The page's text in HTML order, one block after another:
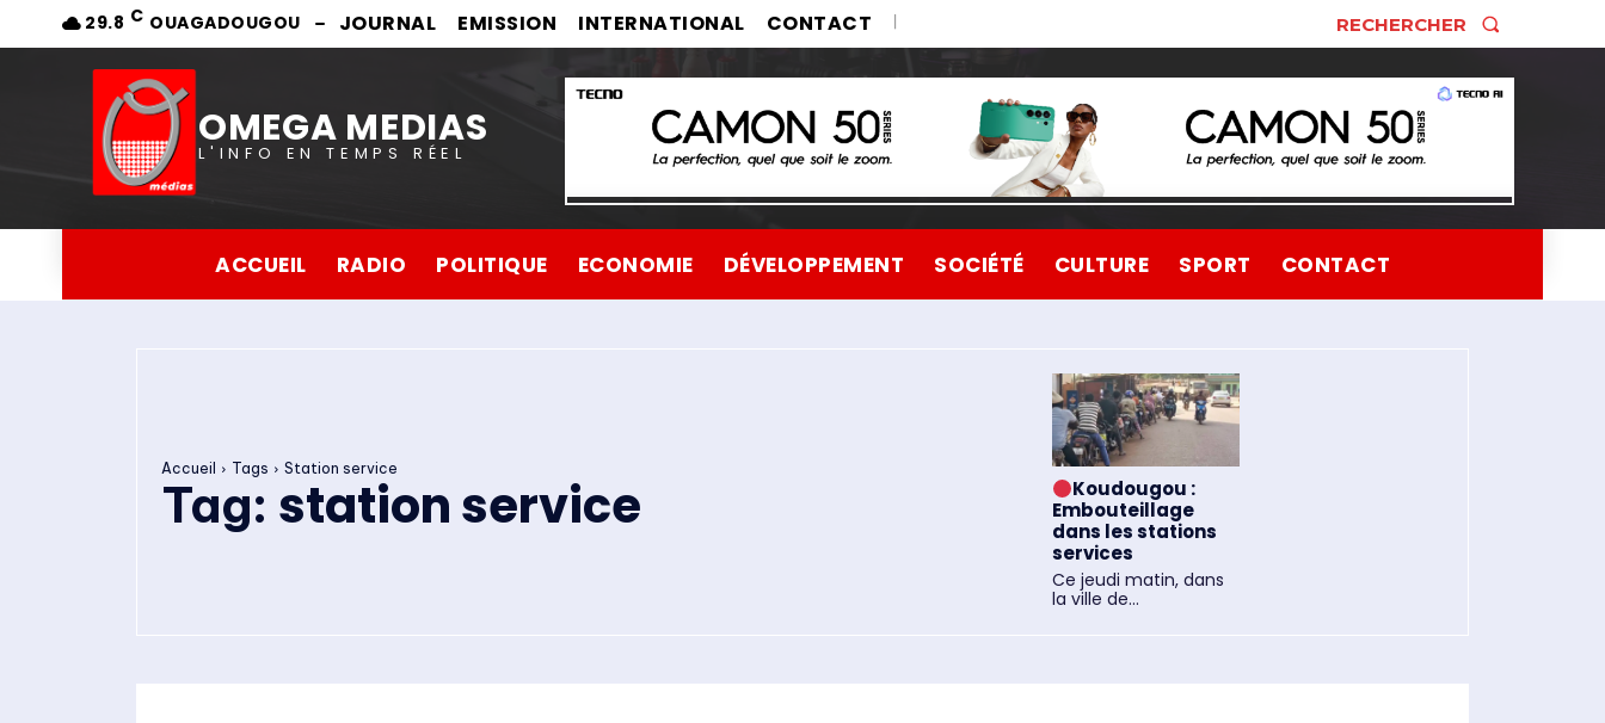
29.8 C OUAGADOUGOU JOURNAL EMISSION INTERNATIONAL CONTACT RECHERCHER
OMEGA MEDIAS
L'INFO EN TEMPS RÉEL
ACCUEIL RADIO POLITIQUE ECONOMIE DÉVELOPPEMENT SOCIÉTÉ CULTURE SPORT CONTACT
Accueil Tags Station service
Tag: station service
Koudougou :
Embouteillage
dans les stations
services
Ce jeudi matin, dans
la ville de...